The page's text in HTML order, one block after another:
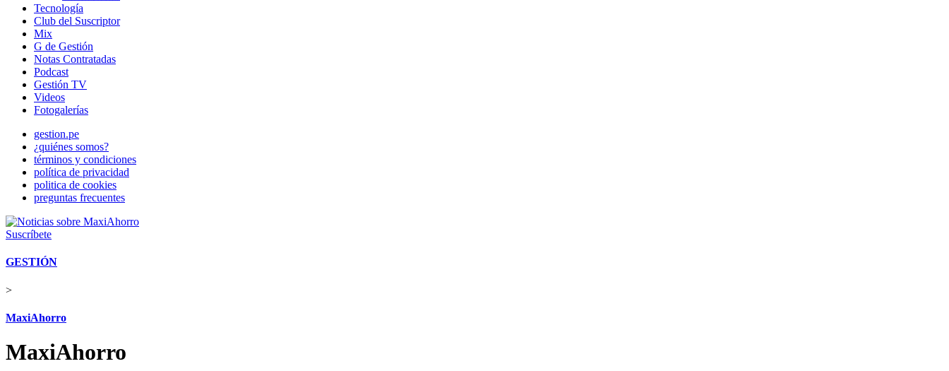
Tecnología
Club del Suscriptor
Mix
G de Gestión
Notas Contratadas
Podcast
Gestión TV
Videos
Fotogalerías
gestion.pe
¿quiénes somos?
términos y condiciones
política de privacidad
politica de cookies
preguntas frecuentes
Suscríbete
GESTIÓN
>
MaxiAhorro
MaxiAhorro